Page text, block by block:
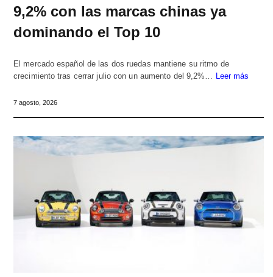
9,2% con las marcas chinas ya
dominando el Top 10
El mercado español de las dos ruedas mantiene su ritmo de
crecimiento tras cerrar julio con un aumento del 9,2%… Leer más
7 agosto, 2026